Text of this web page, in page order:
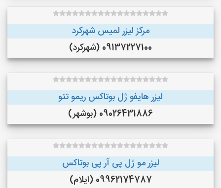
مرکز لیزر لمیس شهرکرد
09137227100 (شهرکرد)
لیزر هایفو ژل بوتاکس ریمو تتو
09026431886 (بوشهر)
لیزر مو ژل پی آر پی بوتاکس
09962174787 (ایلام)